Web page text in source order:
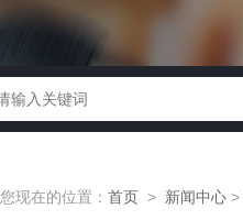
您现在的位置： 首页 > 新闻中心 >